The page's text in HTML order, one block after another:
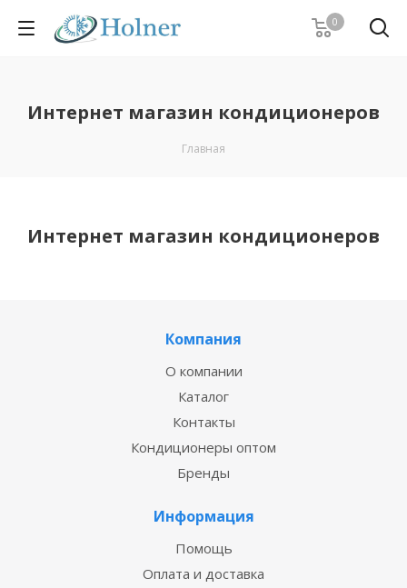
0
Интернет магазин кондиционеров
Главная
Интернет магазин кондиционеров
Компания
О компании
Каталог
Контакты
Кондиционеры оптом
Бренды
Информация
Помощь
Оплата и доставка